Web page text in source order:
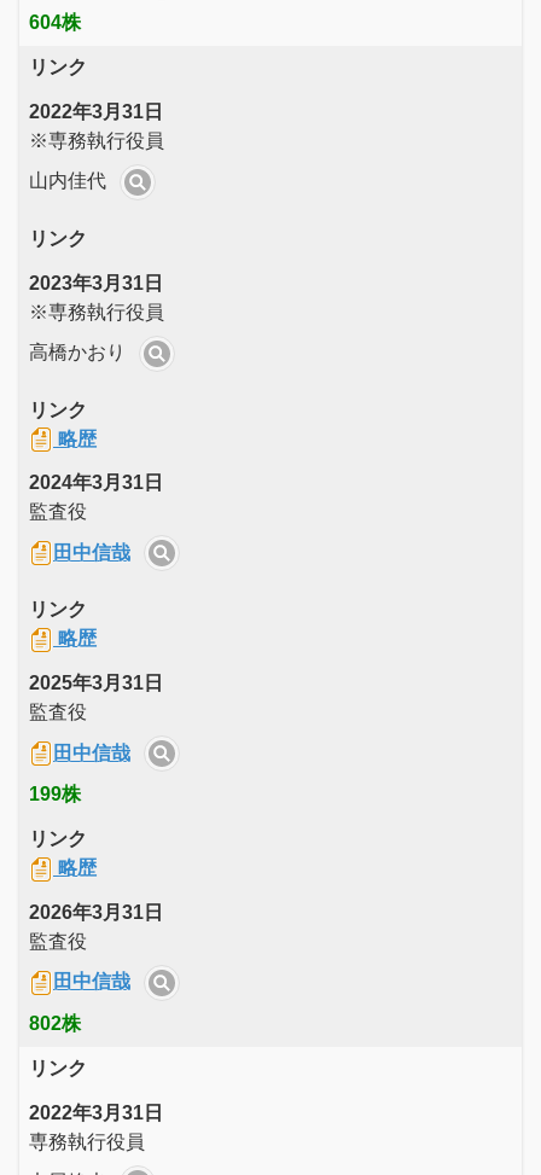
604株
リンク
2022年3月31日
※専務執行役員
山内佳代
リンク
2023年3月31日
※専務執行役員
高橋かおり
リンク
略歴
2024年3月31日
監査役
田中信哉
リンク
略歴
2025年3月31日
監査役
田中信哉
199株
リンク
略歴
2026年3月31日
監査役
田中信哉
802株
リンク
2022年3月31日
専務執行役員